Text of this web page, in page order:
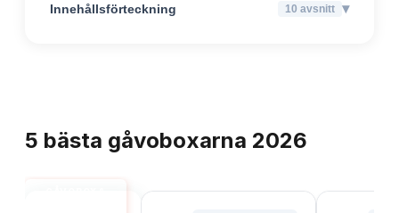
Innehållsförteckning 10 avsnitt ▾
5 bästa gåvoboxarna 2026